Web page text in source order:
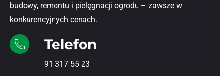
budowy, remontu i pielęgnacji ogrodu – zawsze w
konkurencyjnych cenach.
Telefon
91 317 55 23